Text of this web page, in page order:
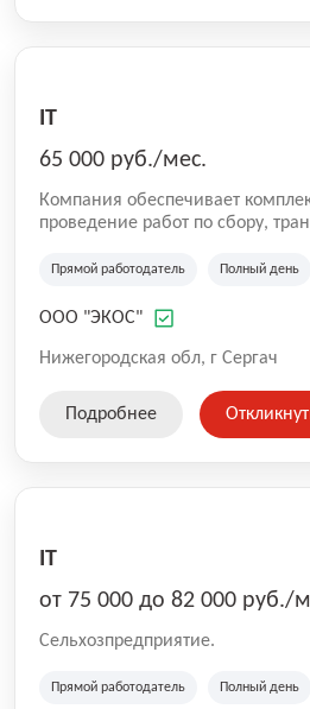
IT
65 000 руб./мес.
Компания обеспечивает
проведение работ по сбору,
коммунальных отходов и
Прямой работодатель Полный день
ООО "ЭКОС"
Нижегородская обл, г Сергач
Подробнее
IT
от 75 000 до 82 000 руб./
Сельхозпредприятие.
Прямой работодатель Полный день